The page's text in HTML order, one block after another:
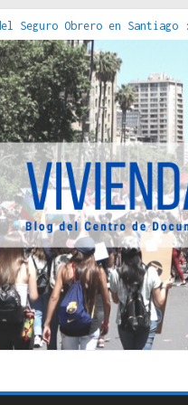
adecuada [2019]
Seguro Obrero en Santiago
Latina [2023]
de los Estados : políticas,
: hacia una teoría